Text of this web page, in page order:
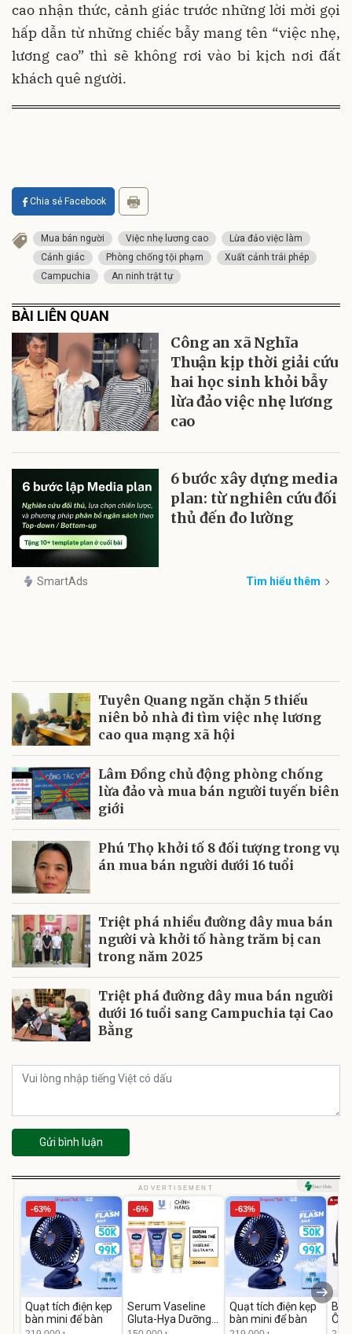
cao nhận thức, cảnh giác trước những lời mời gọi
hấp dẫn từ những chiếc bẫy mang tên “việc nhẹ,
lương cao” thì sẽ không rơi vào bi kịch nơi đất
khách quê người.
Chia sẻ Facebook
Mua bán người Việc nhẹ lương cao
Lừa đảo việc làm
Cảnh giác
Phòng chống tội phạm
Xuất cảnh trái phép
Campuchia
An ninh trật tự
BÀI LIÊN QUAN
Công an xã Nghĩa
Thuận kịp thời giải cứu
hai học sinh khỏi bẫy
lừa đảo việc nhẹ lương
cao
6 bước xây dựng media
plan: từ nghiên cứu đối
thủ đến đo lường
SmartAds Tìm hiểu thêm
Tuyên Quang ngăn chặn 5 thiếu
niên bỏ nhà đi tìm việc nhẹ lương
cao qua mạng xã hội
Lâm Đồng chủ động phòng chống
lừa đảo và mua bán người tuyến biên
giới
Phú Thọ khởi tố 8 đối tượng trong vụ
án mua bán người dưới 16 tuổi
Triệt phá nhiều đường dây mua bán
người và khởi tố hàng trăm bị can
trong năm 2025
Triệt phá đường dây mua bán người
dưới 16 tuổi sang Campuchia tại Cao
Bằng
Gửi bình luận
ADVERTISEMENT
-63%
Quạt tích điện kẹp
bàn mini để bàn
-6%
Serum Vaseline
Gluta-Hya Dưỡng
-63%
Quạt tích điện kẹp
bàn mini để bàn
Ô